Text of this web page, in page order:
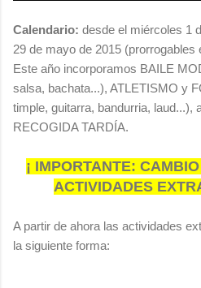
Calendario: desde el miércoles 1
29 de mayo de 2015 (prorrogables
Este año incorporamos BAILE
salsa, bachata...), ATLETISMO y
timple, guitarra, bandurria, laud...),
RECOGIDA TARDÍA.
¡ IMPORTANTE:
ACTIVIDADES
A partir de ahora las actividades
la siguiente forma: